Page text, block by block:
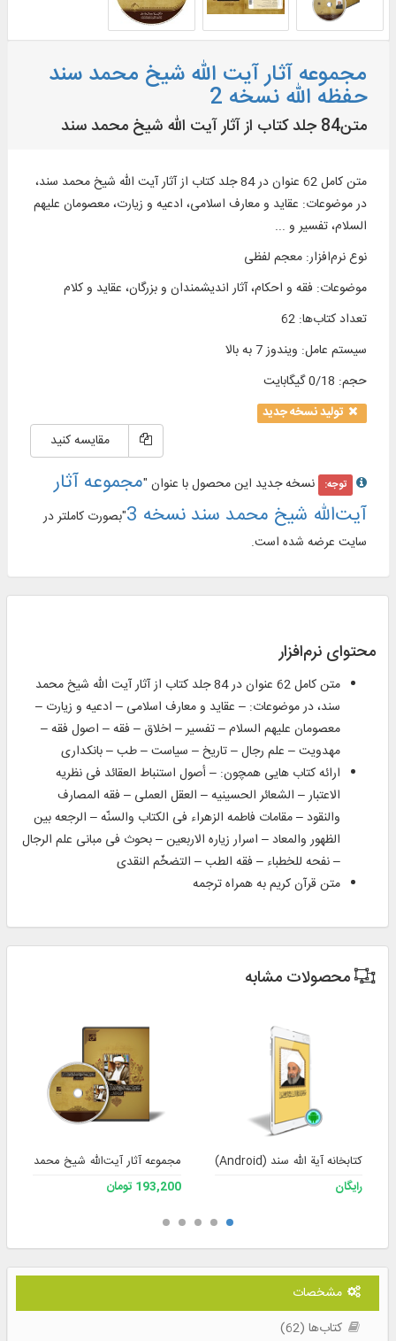
مجموعه آثار آیت الله شیخ محمد سند
حفظه الله نسخه 2
متن84 جلد کتاب از آثار آیت‌ الله شیخ محمد سند
متن کامل 62 عنوان در 84 جلد کتاب از آثار آیت‌ الله شیخ محمد سند،
در موضوعات: عقاید و معارف اسلامی، ادعیه و زیارت، معصومان علیهم
السلام، تفسیر و ...
نوع نرم‌افزار:معجم لفظی
موضوعات: فقه و احکام، آثار اندیشمندان و بزرگان، عقاید و كلام
تعداد کتاب‌ها:
62
سیستم عامل: ویندوز 7 به بالا
حجم: 0/18 گیگابایت
تولید نسخه جدید
مقایسه کنید
توجه: نسخه جدید این محصول با عنوان "مجموعه آثار
آیت‌الله شیخ محمد سند نسخه 3
"بصورت کاملتر در
سایت عرضه شده است.
محتوای نرم‌افزار
متن کامل 62 عنوان در 84 جلد کتاب از آثار آیت‌ الله شیخ محمد
سند، در موضوعات: – عقاید و معارف اسلامی – ادعیه و زیارت –
معصومان علیهم السلام – تفسیر – اخلاق – فقه – اصول فقه –
مهدویت – علم رجال – تاریخ – سیاست – طب – بانکداری
ارائه کتاب‌ هایی همچون: – أصول استنباط العقائد فی نظریه
الاعتبار – الشعائر الحسینیه – العقل العملی – فقه المصارف
والنقود – مقامات فاطمه الزهراء فی الکتاب والسنّه – الرجعه بین
الظهور والمعاد – اسرار زیاره الاربعین – بحوث فی مبانی علم الرجال
– نفحه للخطباء – فقه الطب – التضخّم النقدی
متن قرآن کریم به همراه ترجمه
محصولات مشابه
کتابخانه آیة الله سند (Android)
رایگان
مجموعه آثار آیت‌الله شیخ محمد سند
193,200 تومان
مشخصات
کتاب‌ها (62)